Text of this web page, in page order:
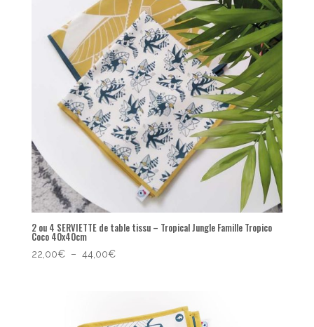
44,00€
2 ou 4 SERVIETTE de table tissu – Tropical Jungle Famille Tropico
Coco 40x40cm
22,00€ – 44,00€Plage
à